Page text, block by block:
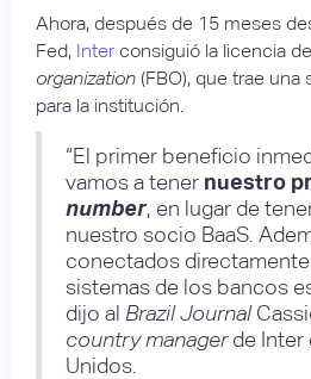
Ahora, después de 15 meses
Fed, Interconsiguió la licencia de
organization (FBO), que trae
para la institución.
“El primer beneficio
vamos a tener nuestro
number, en lugar de
nuestro socio BaaS.
conectados
sistemas de los bancos
dijo al Brazil Journal
country managerde Inter
Unidos.